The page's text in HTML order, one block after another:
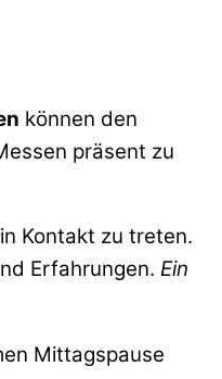
können den
präsent zu
Kontakt zu treten.
Erfahrungen. Ein
Mittagspause